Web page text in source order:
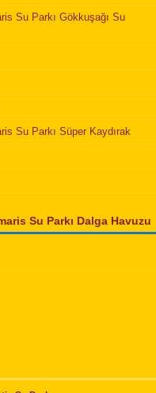
Su Parkı Gökkuşağı Su
Su Parkı Süper Kaydırak
Su Parkı Dalga Havuzu